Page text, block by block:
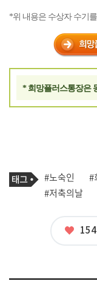
*위 내용은 수상자 수기
* 희망플러스통장은
기
사
관
련
태
그
#노숙인 #
#저축의날
좋
154